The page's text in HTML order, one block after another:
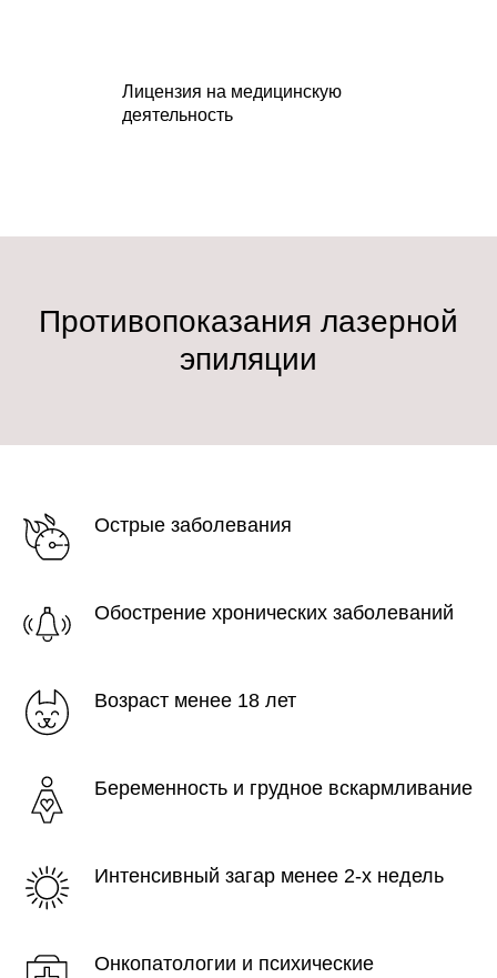
Лицензия на медицинскую
деятельность
Противопоказания лазерной
эпиляции
Острые заболевания
Обострение хронических заболеваний
Возраст менее 18 лет
Беременность и грудное вскармливание
Интенсивный загар менее 2-х недель
Онкопатологии и психические